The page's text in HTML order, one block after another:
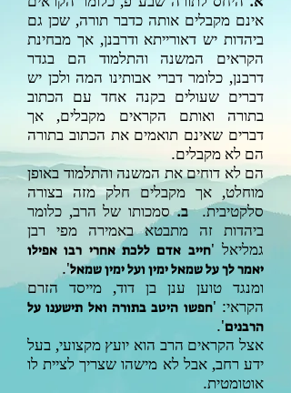
אינם מקבלים אותה כדבר תורה, שכן גם
ביהדות יש דאורייתא ודרבנן, אך מבחינת
הקראים המשנה והתלמוד הם בגדר
דרבנן, כלומר דברי אבותינו המה ולכן יש
דברים שעולים בקנה אחד עם הכתוב
בתורה ואותם הקראים מקבלים, אך
דברים שאינם תואמים את הכתוב בתורה
הם לא מקבלים.
הם לא דוחים את המשנה והתלמוד באופן
מוחלט, אך מקבלים חלק מזה בצורה
סלקטיבית.ב.סמכותו של הרב, כלומר
ביהדות זה מתבטא באמירה מפי רבן
גמליאל 'חייב אדם ללכת אחרי רבו אפילו
יאמר לך על שמאל ימין ועל ימין שמאל'.
ומנגד טוען ענן בן דוד, מייסד הזרם
הקראי: 'חפשו היטב בתורה ואל תישענו על
הרבנים'.
אצל הקראים הרב הוא יועץ מקצועי, בעל
ידע רחב, אבל לא מישהו שצריך לציית לו
אוטומטית.